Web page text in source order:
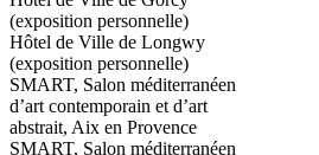
(exposition personnelle)
Hôtel de Ville de Longwy
(exposition personnelle)
SMART, Salon méditerranéen
d’art contemporain et d’art
abstrait, Aix en Provence
SMART, Salon méditerranéen